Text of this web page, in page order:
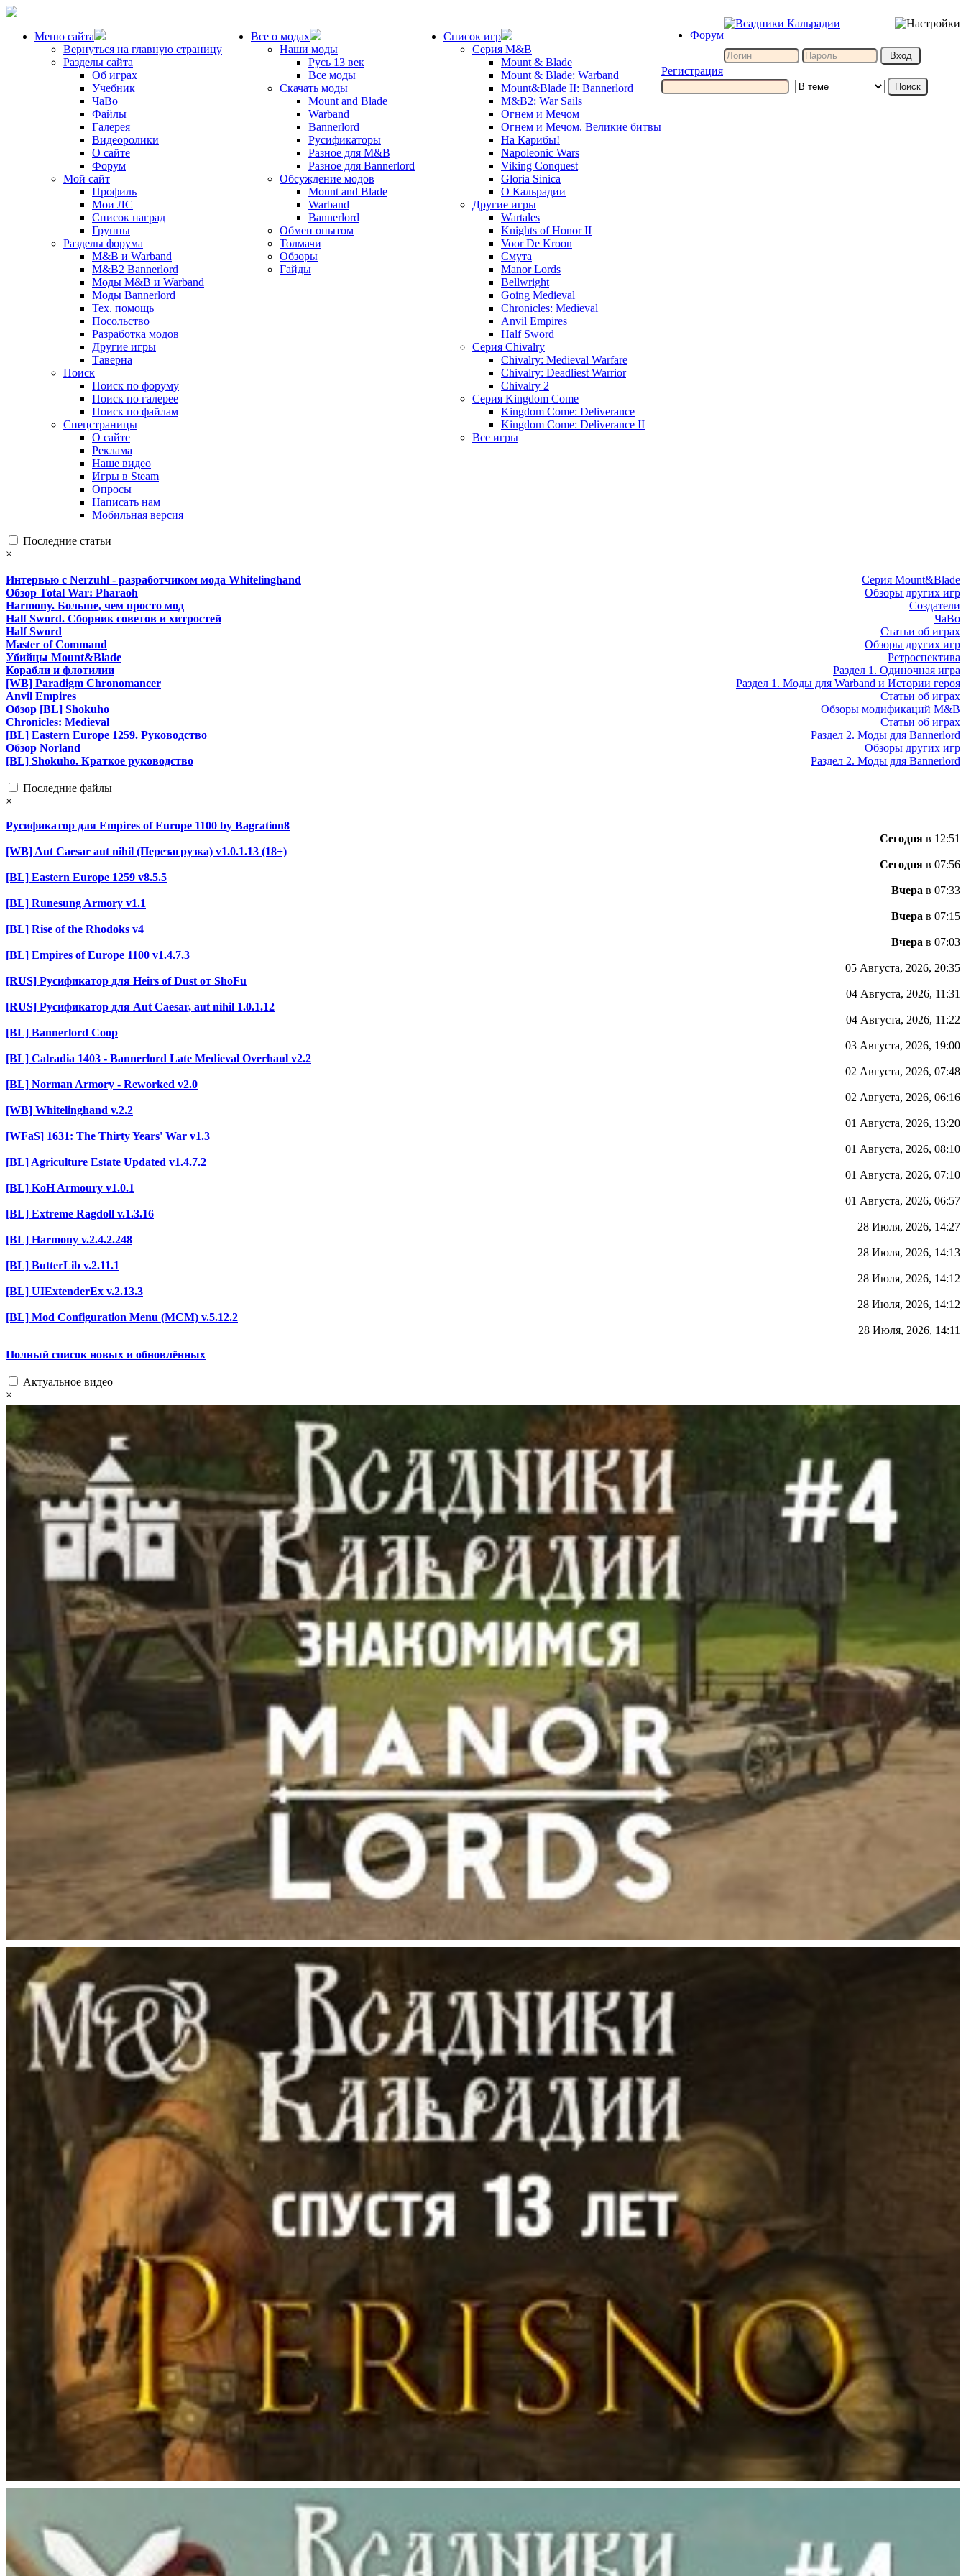
Меню сайта
Вернуться на главную страницу
Разделы сайта
Об играх
Учебник
ЧаВо
Файлы
Галерея
Видеоролики
О сайте
Форум
Мой сайт
Профиль
Мои ЛС
Список наград
Группы
Разделы форума
M&B и Warband
M&B2 Bannerlord
Моды M&B и Warband
Моды Bannerlord
Тех. помощь
Посольство
Разработка модов
Другие игры
Таверна
Поиск
Поиск по форуму
Поиск по галерее
Поиск по файлам
Спецстраницы
О сайте
Реклама
Наше видео
Игры в Steam
Опросы
Написать нам
Мобильная версия
Все о модах
Наши моды
Русь 13 век
Все моды
Скачать моды
Mount and Blade
Warband
Bannerlord
Русификаторы
Разное для M&B
Разное для Bannerlord
Обсуждение модов
Mount and Blade
Warband
Bannerlord
Обмен опытом
Толмачи
Обзоры
Гайды
Список игр
Серия M&B
Mount & Blade
Mount & Blade: Warband
Mount&Blade II: Bannerlord
M&B2: War Sails
Огнем и Мечом
Огнем и Мечом. Великие битвы
На Карибы!
Napoleonic Wars
Viking Conquest
Gloria Sinica
О Кальрадии
Другие игры
Wartales
Knights of Honor II
Voor De Kroon
Смута
Manor Lords
Bellwright
Going Medieval
Chronicles: Medieval
Anvil Empires
Half Sword
Серия Chivalry
Chivalry: Medieval Warfare
Chivalry: Deadliest Warrior
Chivalry 2
Серия Kingdom Come
Kingdom Come: Deliverance
Kingdom Come: Deliverance II
Все игры
Форум
Регистрация
Последние статьи
×
Серия Mount&Blade
Интервью с Nerzuhl - разработчиком мода Whitelinghand
Обзоры других игр
Обзор Total War: Pharaoh
Создатели
Harmony. Больше, чем просто мод
ЧаВо
Half Sword. Сборник советов и хитростей
Статьи об играх
Half Sword
Обзоры других игр
Master of Command
Ретроспектива
Убийцы Mount&Blade
Раздел 1. Одиночная игра
Корабли и флотилии
Раздел 1. Моды для Warband и Истории героя
[WB] Paradigm Chronomancer
Статьи об играх
Anvil Empires
Обзоры модификаций M&B
Обзор [BL] Shokuho
Статьи об играх
Chronicles: Medieval
Раздел 2. Моды для Bannerlord
[BL] Eastern Europe 1259. Руководство
Обзоры других игр
Обзор Norland
Раздел 2. Моды для Bannerlord
[BL] Shokuho. Краткое руководство
Последние файлы
×
Русификатор для Empires of Europe 1100 by Bagration8
Сегодня в 12:51
[WB] Aut Caesar aut nihil (Перезагрузка) v1.0.1.13 (18+)
Сегодня в 07:56
[BL] Eastern Europe 1259 v8.5.5
Вчера в 07:33
[BL] Runesung Armory v1.1
Вчера в 07:15
[BL] Rise of the Rhodoks v4
Вчера в 07:03
[BL] Empires of Europe 1100 v1.4.7.3
05 Августа, 2026, 20:35
[RUS] Русификатор для Heirs of Dust от ShoFu
04 Августа, 2026, 11:31
[RUS] Русификатор для Aut Caesar, aut nihil 1.0.1.12
04 Августа, 2026, 11:22
[BL] Bannerlord Coop
03 Августа, 2026, 19:00
[BL] Calradia 1403 - Bannerlord Late Medieval Overhaul v2.2
02 Августа, 2026, 07:48
[BL] Norman Armory - Reworked v2.0
02 Августа, 2026, 06:16
[WB] Whitelinghand v.2.2
01 Августа, 2026, 13:20
[WFaS] 1631: The Thirty Years' War v1.3
01 Августа, 2026, 08:10
[BL] Agriculture Estate Updated v1.4.7.2
01 Августа, 2026, 07:10
[BL] KoH Armoury v1.0.1
01 Августа, 2026, 06:57
[BL] Extreme Ragdoll v.1.3.16
28 Июля, 2026, 14:27
[BL] Harmony v.2.4.2.248
28 Июля, 2026, 14:13
[BL] ButterLib v.2.11.1
28 Июля, 2026, 14:12
[BL] UIExtenderEx v.2.13.3
28 Июля, 2026, 14:12
[BL] Mod Configuration Menu (MCM) v.5.12.2
28 Июля, 2026, 14:11
Полный список новых и обновлённых
Актуальное видео
×